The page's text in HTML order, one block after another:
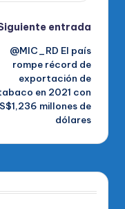
entrada
@MIC_RD El país
rompe récord de
exportación de
en 2021 con
millones de
dólares